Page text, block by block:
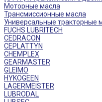
Моторные масла
Трансмиссионные масла
Универсальные тракторные
FUCHS LUBRITECH
CEDRACON
CEPLATTYN
CHEMPLEX
GEARMASTER
GLEIMO
HYKOGEEN
LAGERMEISTER
LUBRODAL